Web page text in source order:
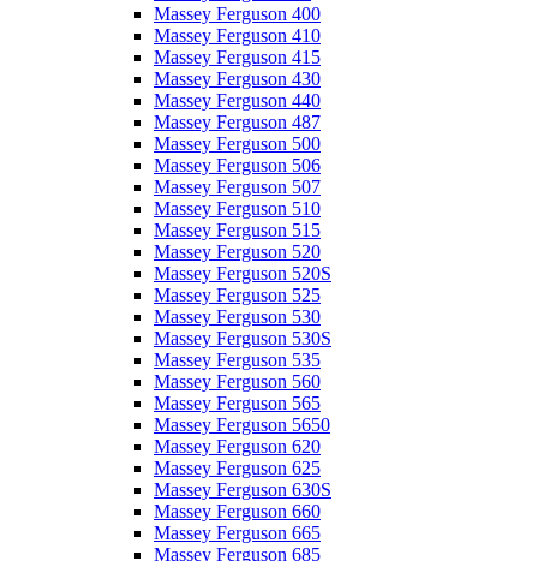
Massey Ferguson 400
Massey Ferguson 410
Massey Ferguson 415
Massey Ferguson 430
Massey Ferguson 440
Massey Ferguson 487
Massey Ferguson 500
Massey Ferguson 506
Massey Ferguson 507
Massey Ferguson 510
Massey Ferguson 515
Massey Ferguson 520
Massey Ferguson 520S
Massey Ferguson 525
Massey Ferguson 530
Massey Ferguson 530S
Massey Ferguson 535
Massey Ferguson 560
Massey Ferguson 565
Massey Ferguson 5650
Massey Ferguson 620
Massey Ferguson 625
Massey Ferguson 630S
Massey Ferguson 660
Massey Ferguson 665
Massey Ferguson 685